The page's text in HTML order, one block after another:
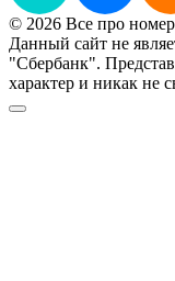
© 2026 Все про
Данный сайт не
"Сбербанк".
характер и никак не